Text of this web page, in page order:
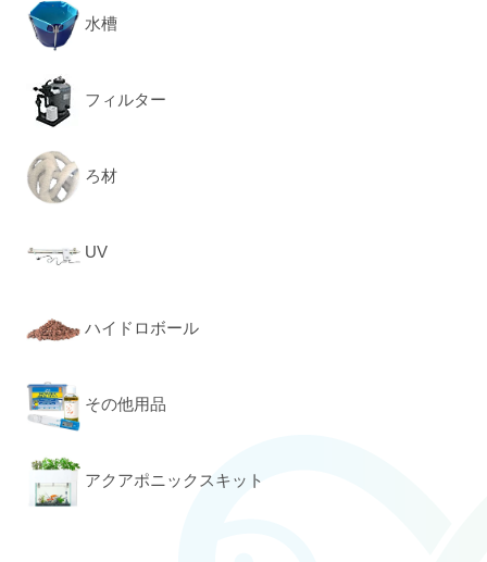
水槽
フィルター
ろ材
UV
ハイドロボール
その他用品
アクアポニックスキット